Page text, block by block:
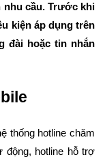
nhu cầu. Trước khi
kiện áp dụng trên
đài hoặc tin nhắn
thống hotline chăm
hotline hỗ trợ